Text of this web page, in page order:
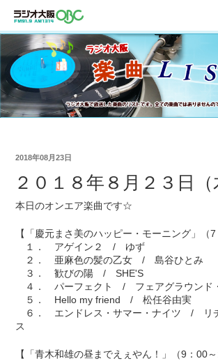
2018年08月23日
２０１８年８月２３日（
本日のオンエア楽曲です☆
【「慶元まさ美のハッピー・モーニング」（7
１． アゲイン２ / ゆず
２． 亜麻色の髪の乙女 / 島谷ひとみ
３． 歓びの陽 / SHE'S
４． パーフェクト / フェアグラウンド
５． Hello my friend / 松任谷由実
６． エンドレス・サマー・ナイツ / リ
ス
【「青木和雄の昼までえぇやん！」（9：00～